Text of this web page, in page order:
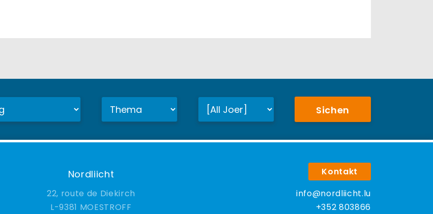
Sichen
Nordliicht
22, route de Diekirch
9381 MOESTROFF
Kontakt
info@nordliicht.lu
+352 803866